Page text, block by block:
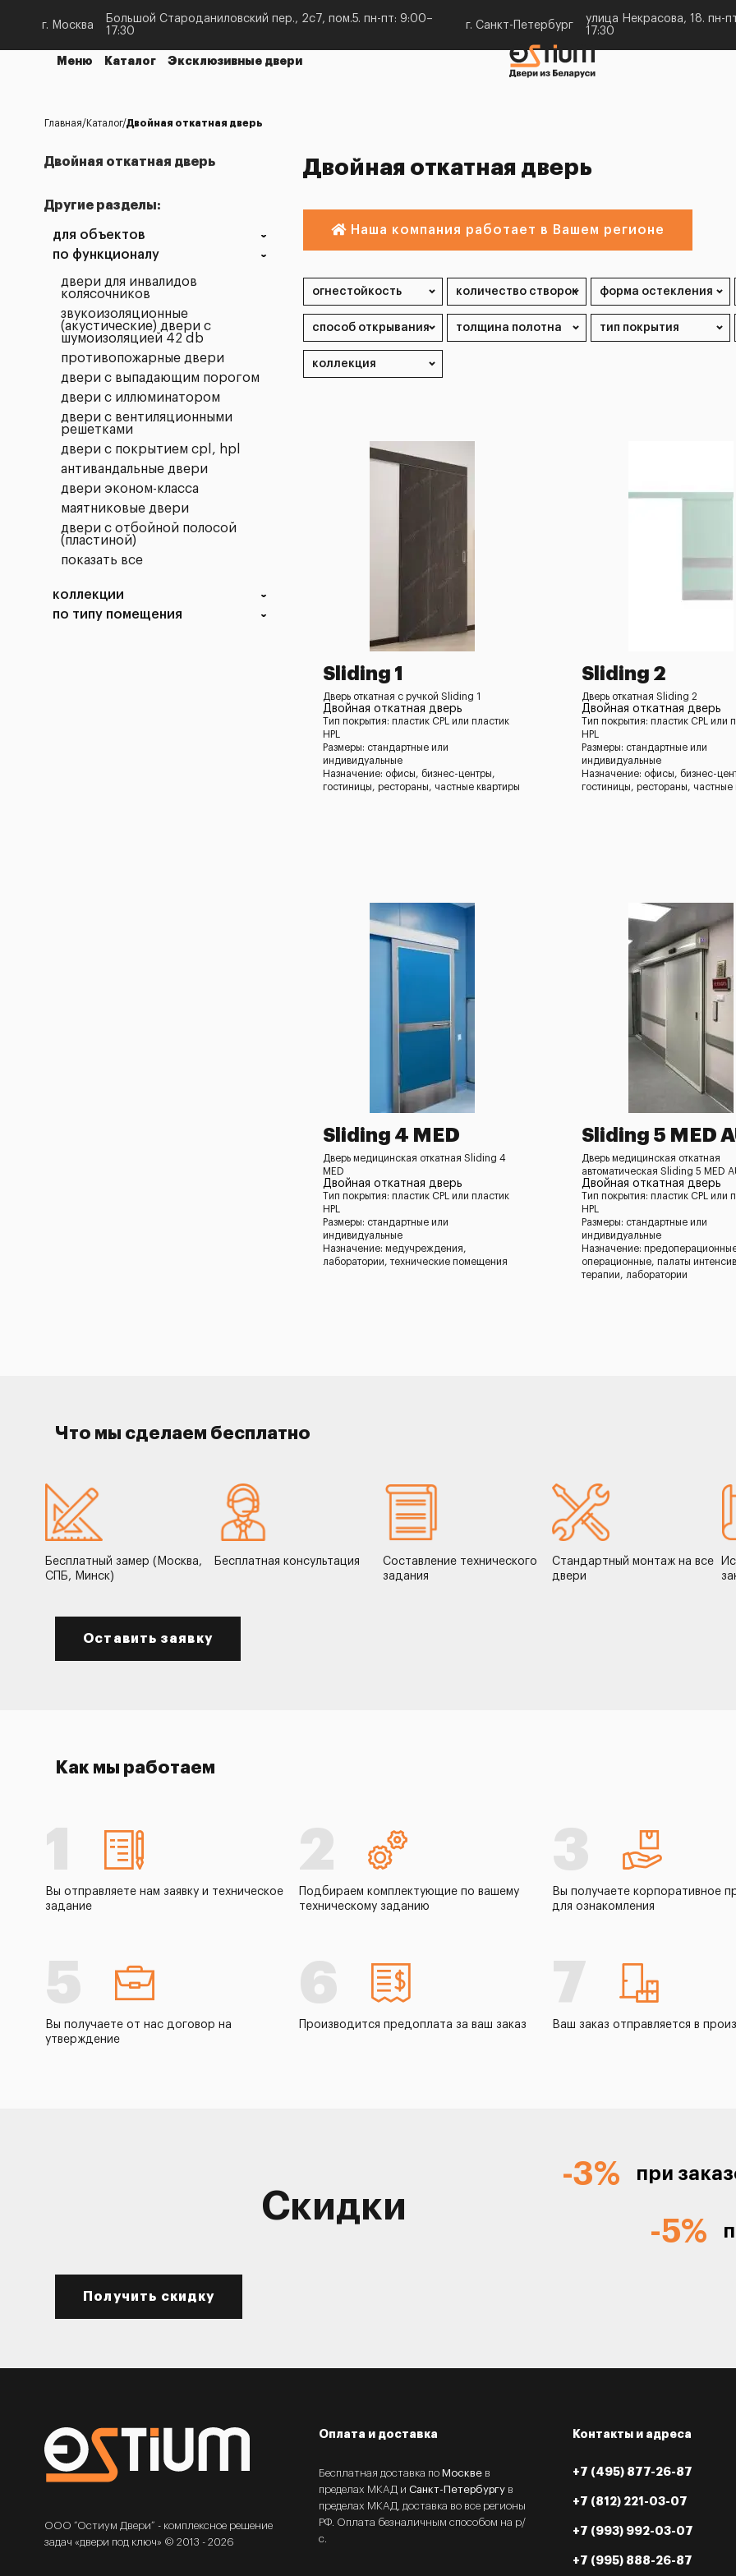
г. Москва
Большой Староданиловский пер., 2с7, пом.5. пн-пт: 9:00–
17:30
г. Санкт-Петербург
улица Некрасова, 18. пн-
17:30
Меню Каталог Эксклюзивные двери
Главная Каталог Двойная откатная дверь
Двойная откатная дверь
Другие разделы:
для объектов
по функционалу
двери для инвалидов
колясочников
звукоизоляционные
(акустические) двери с
шумоизоляцией 42 db
противопожарные двери
двери с выпадающим порогом
двери с иллюминатором
двери с вентиляционными
решетками
двери с покрытием cpl, hpl
антивандальные двери
двери эконом-класса
маятниковые двери
двери с отбойной полосой
(пластиной)
показать все
коллекции
по типу помещения
Двойная откатная дверь
Наша компания работает в Вашем регионе
Sliding 1
Дверь откатная с ручкой Sliding 1
Двойная откатная дверь
Тип покрытия: пластик CPL или пластик
HPL
Размеры: стандартные или
индивидуальные
Назначение: офисы, бизнес-центры,
гостиницы, рестораны, частные квартиры
Sliding 2
Дверь откатная Sliding 2
Двойная откатная дверь
Тип покрытия: пластик CPL или
HPL
Размеры: стандартные или
индивидуальные
Назначение: офисы, бизнес-
гостиницы, рестораны, частные
Sliding 4 MED
Дверь медицинская откатная Sliding 4
MED
Двойная откатная дверь
Тип покрытия: пластик CPL или пластик
HPL
Размеры: стандартные или
индивидуальные
Назначение: медучреждения,
лаборатории, технические помещения
Sliding 5 MED
Дверь медицинская откатная
автоматическая Sliding 5 MED
Двойная откатная дверь
Тип покрытия: пластик CPL или
HPL
Размеры: стандартные или
индивидуальные
Назначение:
операционные, палаты
терапии, лаборатории
Что мы сделаем бесплатно
Бесплатный замер (Москва,
СПБ, Минск)
Бесплатная консультация
Составление технического
задания
Стандартный монтаж на все
двери
Оставить заявку
Как мы работаем
1
Вы отправляете нам заявку и техническое
задание
2
Подбираем комплектующие по вашему
техническому заданию
3
Вы получаете корпоративное
для ознакомления
5
Вы получаете от нас договор на
утверждение
6
Производится предоплата за ваш заказ
7
Ваш заказ отправляется в
Скидки
-3% при
-5%
Получить скидку
ООО “Остиум Двери” - комплексное решение
задач «двери под ключ» © 2013 - 2026
Оплата и доставка
Бесплатная доставка по Москве в
пределах МКАД и Санкт-Петербургу в
пределах МКАД, доставка во все регионы
РФ. Оплата безналичным способом на р/
с.
Контакты и адреса
+7 (495) 877-26-87
+7 (812) 221-03-07
+7 (993) 992-03-07
+7 (995) 888-26-87